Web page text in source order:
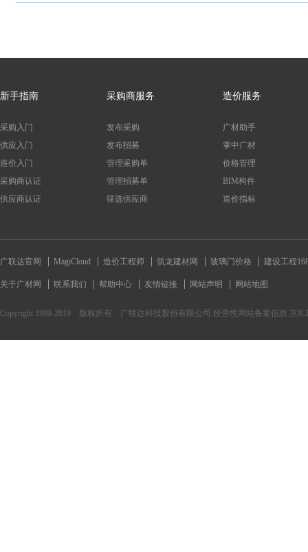
新手指南
采购入门
供应入门
造价入门
采购商认证
供应商认证
采购商服务
发布采购
发布招募
管理采购单
管理招募单
筛选供应商
造价服务
广材助手
掌中广材
价格管理
BIM构件
造价指标
广联达官网 MagiCloud 造价工程师 筑龙建材网 玻璃门价格 建设工程
关于广材网 联系我们 帮助中心 友情链接 网站声明 网站地图
Copyright 1999-2019 版权所有 广联达科技股份有限公司 经营性网站备案信息 京